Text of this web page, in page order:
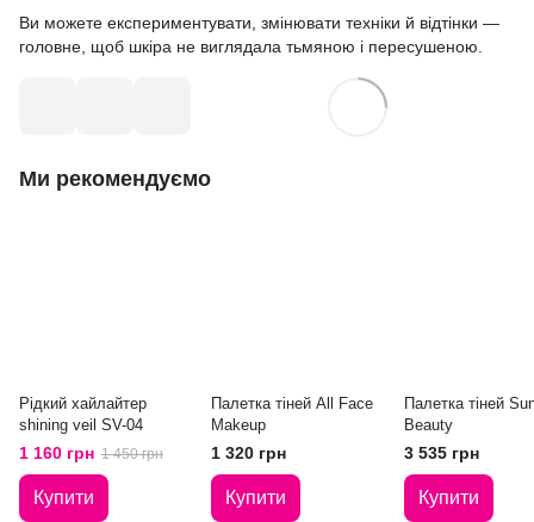
Ви можете експериментувати, змінювати техніки й відтінки —
головне, щоб шкіра не виглядала тьмяною і пересушеною.
Ми рекомендуємо
Рідкий хайлайтер
shining veil SV-04
1 160 грн 1 450 грн
Купити
Палетка тіней All Face
Makeup
1 320 грн
Купити
Палетка тіней
Beauty
3 535 грн
Купити